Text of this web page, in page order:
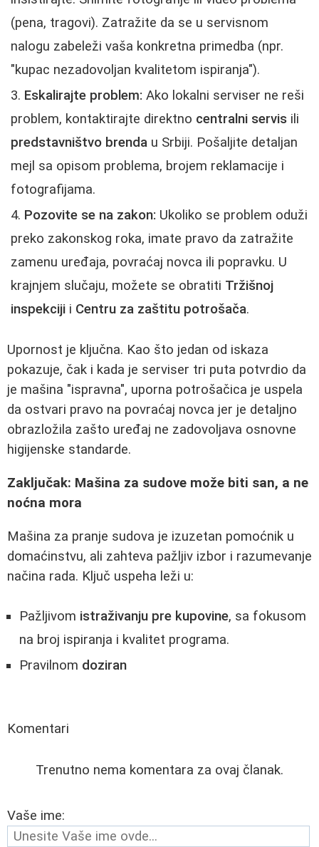
(pena, tragovi). Zatražite da se u servisnom
nalogu zabeleži vaša konkretna primedba (npr.
"kupac nezadovoljan kvalitetom ispiranja").
Eskalirajte problem: Ako lokalni serviser ne reši
problem, kontaktirajte direktno centralni servis ili
predstavništvo brenda u Srbiji. Pošaljite detaljan
mejl sa opisom problema, brojem reklamacije i
fotografijama.
Pozovite se na zakon: Ukoliko se problem oduži
preko zakonskog roka, imate pravo da zatražite
zamenu uređaja, povraćaj novca ili popravku. U
krajnjem slučaju, možete se obratiti Tržišnoj
inspekciji i Centru za zaštitu potrošača.
Upornost je ključna. Kao što jedan od iskaza
pokazuje, čak i kada je serviser tri puta potvrdio da
je mašina "ispravna", uporna potrošačica je uspela
da ostvari pravo na povraćaj novca jer je detaljno
obrazložila zašto uređaj ne zadovoljava osnovne
higijenske standarde.
Zaključak: Mašina za sudove može biti san, a ne
noćna mora
Mašina za pranje sudova je izuzetan pomoćnik u
domaćinstvu, ali zahteva pažljiv izbor i razumevanje
načina rada. Ključ uspeha leži u:
Pažljivom istraživanju pre kupovine, sa fokusom
na broj ispiranja i kvalitet programa.
Pravilnom doziran
Komentari
Trenutno nema komentara za ovaj članak.
Vaše ime: